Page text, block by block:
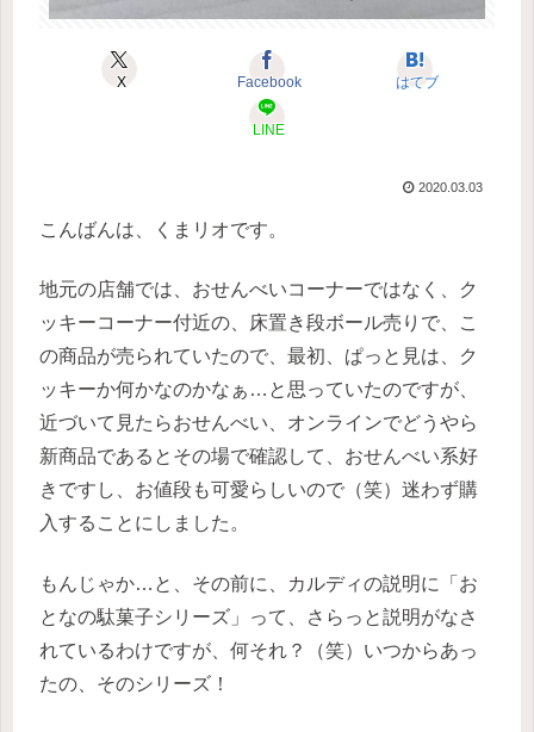
X Facebook はてブ
LINE
2020.03.03
こんばんは、くまリオです。
地元の店舗では、おせんべいコーナーではなく、ク
ッキーコーナー付近の、床置き段ボール売りで、こ
の商品が売られていたので、最初、ぱっと見は、ク
ッキーか何かなのかなぁ…と思っていたのですが、
近づいて見たらおせんべい、オンラインでどうやら
新商品であるとその場で確認して、おせんべい系好
きですし、お値段も可愛らしいので（笑）迷わず購
入することにしました。
もんじゃか…と、その前に、カルディの説明に「お
となの駄菓子シリーズ」って、さらっと説明がなさ
れているわけですが、何それ？（笑）いつからあっ
たの、そのシリーズ！